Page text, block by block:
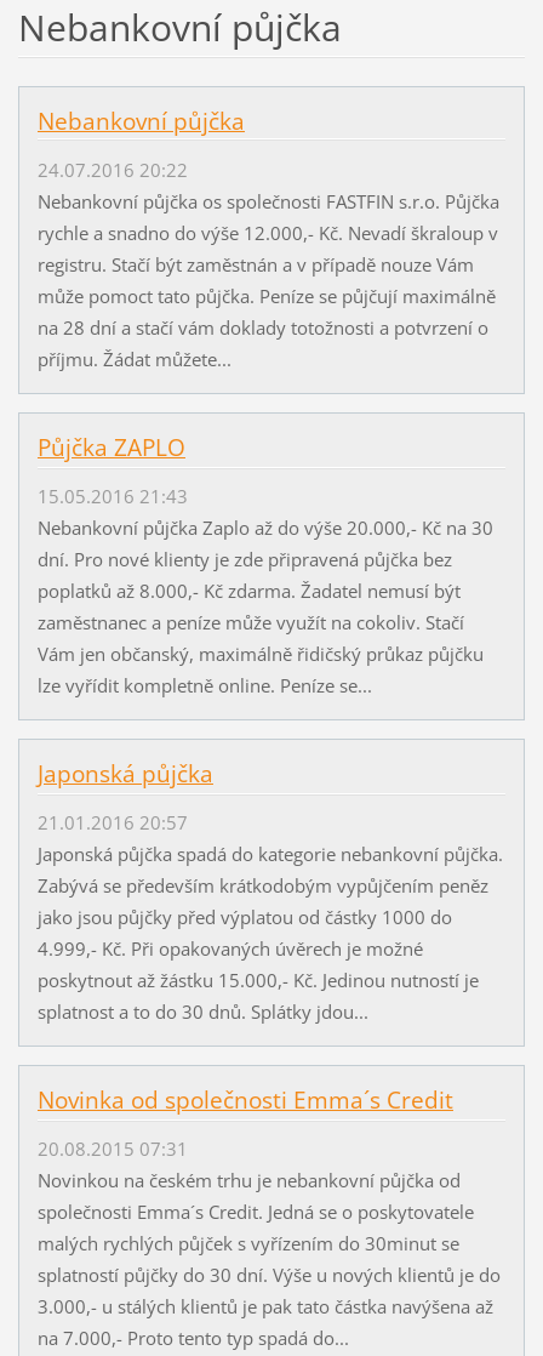
Nebankovní půjčka
Nebankovní půjčka
24.07.2016 20:22
Nebankovní půjčka os společnosti FASTFIN s.r.o. Půjčka
rychle a snadno do výše 12.000,- Kč. Nevadí škraloup v
registru. Stačí být zaměstnán a v případě nouze Vám
může pomoct tato půjčka. Peníze se půjčují maximálně
na 28 dní a stačí vám doklady totožnosti a potvrzení o
příjmu. Žádat můžete...
Půjčka ZAPLO
15.05.2016 21:43
Nebankovní půjčka Zaplo až do výše 20.000,- Kč na 30
dní. Pro nové klienty je zde připravená půjčka bez
poplatků až 8.000,- Kč zdarma. Žadatel nemusí být
zaměstnanec a peníze může využít na cokoliv. Stačí
Vám jen občanský, maximálně řidičský průkaz půjčku
lze vyřídit kompletně online. Peníze se...
Japonská půjčka
21.01.2016 20:57
Japonská půjčka spadá do kategorie nebankovní půjčka.
Zabývá se především krátkodobým vypůjčením peněz
jako jsou půjčky před výplatou od částky 1000 do
4.999,- Kč. Při opakovaných úvěrech je možné
poskytnout až žástku 15.000,- Kč. Jedinou nutností je
splatnost a to do 30 dnů. Splátky jdou...
Novinka od společnosti Emma´s Credit
20.08.2015 07:31
Novinkou na českém trhu je nebankovní půjčka od
společnosti Emma´s Credit. Jedná se o poskytovatele
malých rychlých půjček s vyřízením do 30minut se
splatností půjčky do 30 dní. Výše u nových klientů je do
3.000,- u stálých klientů je pak tato částka navýšena až
na 7.000,- Proto tento typ spadá do...